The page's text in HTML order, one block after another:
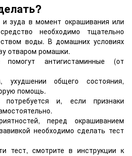
зуда в момент окрашивания или
необходимо тщательно
воды. В домашних условиях
отваром ромашки.
помогут антигистаминные (от
ухудшении общего состояния,
помощь.
и, если признаки
перед окрашиванием
необходимо сделать тест
тест, смотрите в инструкции к